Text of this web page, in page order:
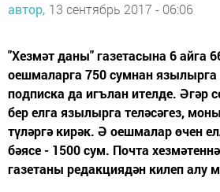
автор, 13 сентябрь 2017 - 06:06
"Хезмәт даны" газетасына 6 айга
оешмаларга 750 сумнан
подписка да игълан ителде. Әгәр
бер елга язылырга теләсәгез,
түләргә кирәк. Ә оешмалар өчен
бәясе - 1500 сум. Почта
газетаны редакциядән килеп алу